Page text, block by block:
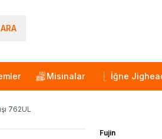
ARA
Misinalar İğne
762UL
Fujin